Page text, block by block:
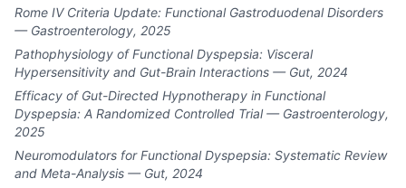
Rome IV Criteria Update: Functional Gastroduodenal Disorders
— Gastroenterology, 2025
Pathophysiology of Functional Dyspepsia: Visceral
Hypersensitivity and Gut-Brain Interactions — Gut, 2024
Efficacy of Gut-Directed Hypnotherapy in Functional
Dyspepsia: A Randomized Controlled Trial — Gastroenterology,
2025
Neuromodulators for Functional Dyspepsia: Systematic Review
and Meta-Analysis — Gut, 2024